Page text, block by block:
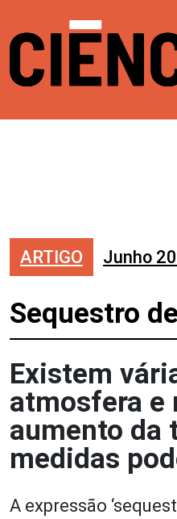
ARTIGO Junho
Sequestro
Existem
atmosfera e
aumento da
medidas
A expressão